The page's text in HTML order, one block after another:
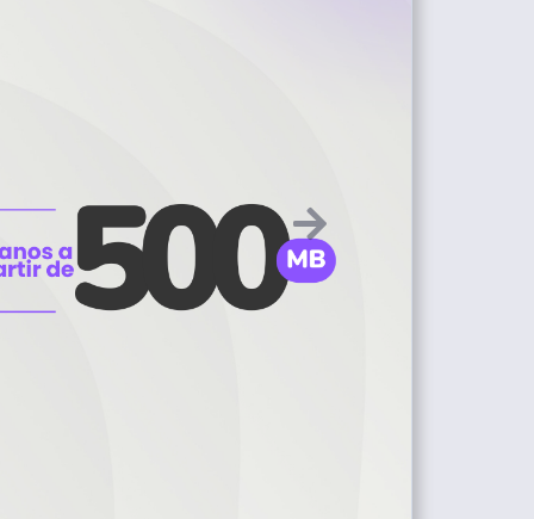
Anterior